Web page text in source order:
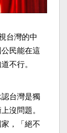
台灣的中
民能在這
不行。
台灣是獨
沒問題。
，「絕不